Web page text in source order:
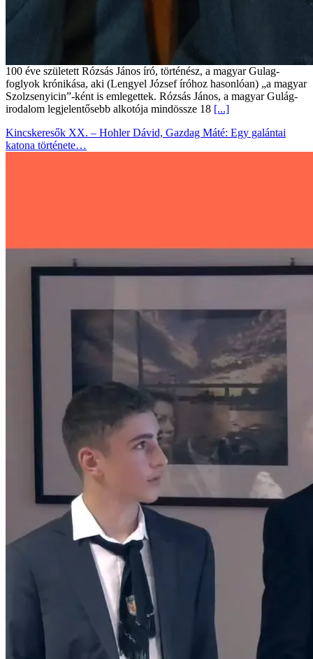
100 éve született Rózsás János író, történész, a magyar Gulag-
foglyok krónikása, aki (Lengyel József íróhoz hasonlóan) „a magyar
Szolzsenyicin”-ként is emlegettek. Rózsás János, a magyar Gulág-
irodalom legjelentősebb alkotója mindössze 18 [...]
Kincskeresők XX. – Hohler Dávid, Gazdag Máté: Egy galántai
katona története…